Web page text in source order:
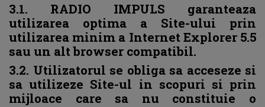
3.1. RADIO IMPULS garanteaza
utilizarea optima a Site-ului prin
utilizarea minim a Internet Explorer 5.5
sau un alt browser compatibil.
3.2. Utilizatorul se obliga sa acceseze si
sa utilizeze Site-ul in scopuri si prin
mijloace care sa nu constituie o